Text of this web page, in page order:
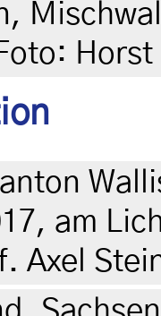
am
Axel